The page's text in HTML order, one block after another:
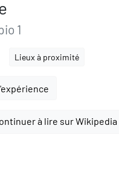
1
Lieux à proximité
à lire sur Wikipedia